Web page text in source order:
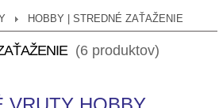
HOBBY | STREDNÉ ZAŤAŽENIE
(6 produktov)